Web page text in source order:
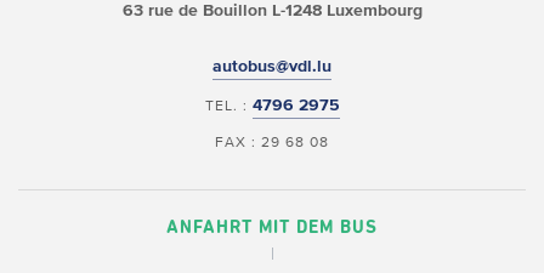
63 rue de BouillonL-1248 Luxembourg
autobus@vdl.lu
TEL. : 4796 2975
FAX : 29 68 08
ANFAHRT MIT DEM BUS